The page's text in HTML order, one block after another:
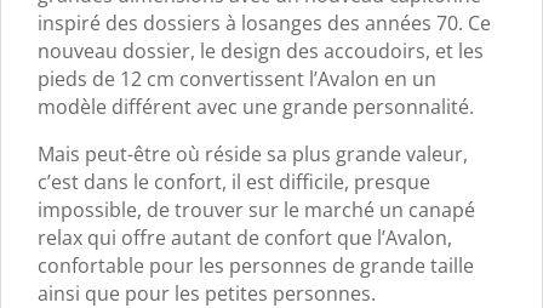
inspiré des dossiers à losanges des années 70. Ce
nouveau dossier, le design des accoudoirs, et les
pieds de 12 cm convertissent l’Avalon en un
modèle différent avec une grande personnalité.
Mais peut-être où réside sa plus grande valeur,
c’est dans le confort, il est difficile, presque
impossible, de trouver sur le marché un canapé
relax qui offre autant de confort que l’Avalon,
confortable pour les personnes de grande taille
ainsi que pour les petites personnes.